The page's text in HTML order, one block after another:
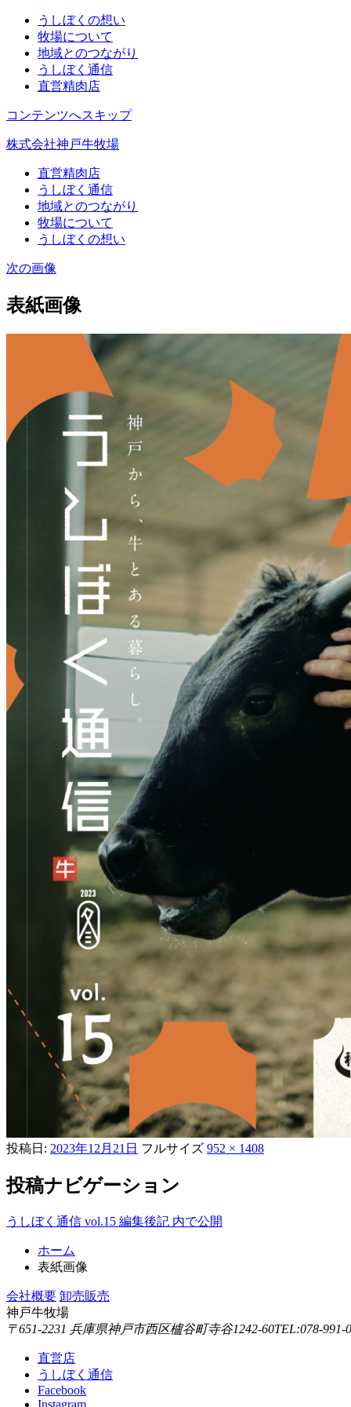
うしぼくの想い
牧場について
地域とのつながり
うしぼく通信
直営精肉店
コンテンツへスキップ
株式会社神戸牛牧場
直営精肉店
うしぼく通信
地域とのつながり
牧場について
うしぼくの想い
次の画像
表紙画像
投稿日: 2023年12月21日 フルサイズ 952 × 1408
投稿ナビゲーション
うしぼく通信 vol.15 編集後記 内で公開
ホーム
表紙画像
会社概要 卸売販売
神戸牛牧場
〒651-2231 兵庫県神戸市西区櫨谷町寺谷1242-60TEL:078-991-
直営店
うしぼく通信
Facebook
Instagram